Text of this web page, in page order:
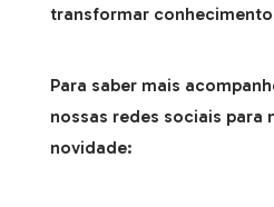
transformar
Para saber mais
nossas redes sociais para
novidade: